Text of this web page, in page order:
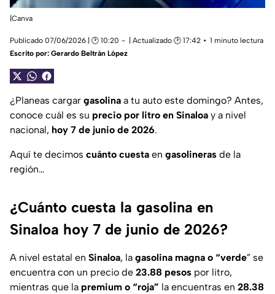
|Canva
Publicado 07/06/2026 | 🕑 10:20 | Actualizado 🕑 17:42
1 minuto lectura
Escrito por: Gerardo Beltrán López
¿Planeas cargar gasolina a tu auto este domingo? Antes,
conoce cuál es su precio por litro en Sinaloa y a nivel
nacional, hoy 7 de junio de 2026.
Aquí te decimos cuánto cuesta en gasolineras de la
región…
¿Cuánto cuesta la gasolina en
Sinaloa hoy 7 de junio de 2026?
A nivel estatal en Sinaloa, la gasolina magna o “verde” se
encuentra con un precio de 23.88 pesos por litro,
mientras que la premium o “roja” la encuentras en 28.38